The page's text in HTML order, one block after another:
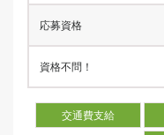
応募資格
資格不問！
交通費支給